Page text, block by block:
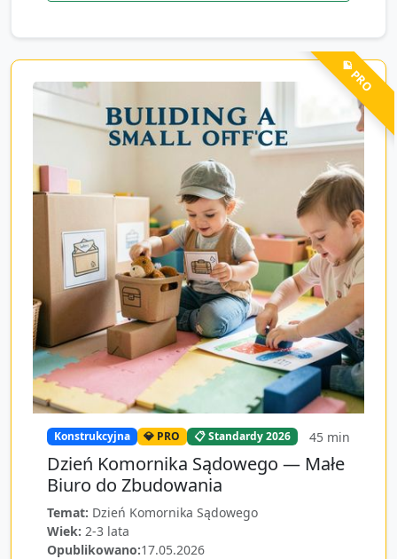
💎 PRO
Konstrukcyjna 💎 PRO 📋 Standardy 2026 45 min
Dzień Komornika Sądowego — Małe
Biuro do Zbudowania
Temat: Dzień Komornika Sądowego
Wiek: 2-3 lata
Opublikowano:17.05.2026